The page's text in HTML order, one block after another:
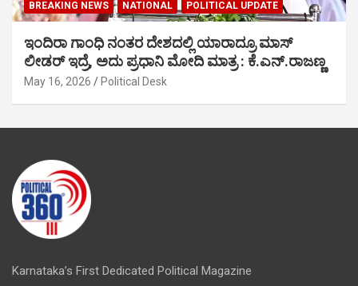
BREAKING NEWS NATIONAL POLITICAL UPDATE
ಇಂದಿರಾ ಗಾಂಧಿ ನಂತರ ದೇಶದಲ್ಲಿ ಯಾರಾದ್ರೂ ಮಾಸ್
ಲೀಡರ್ ಇದ್ರೆ, ಅದು ಪ್ರಧಾನಿ ಮೋದಿ ಮಾತ್ರ : ಕೆ.ಎನ್.ರಾಜಣ್ಣ
May 16, 2026 Political Desk
Karnataka’s First Dedicated Political Magazine